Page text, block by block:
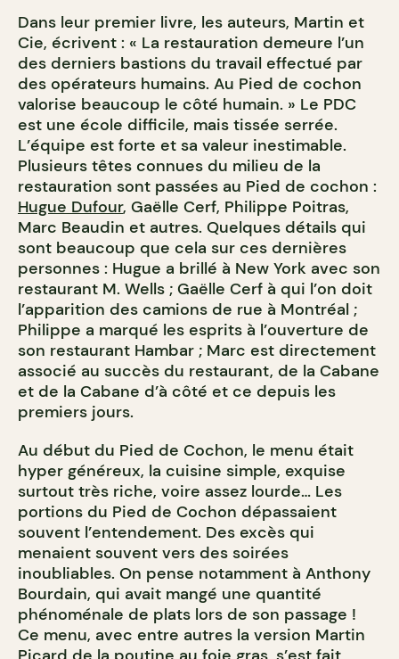
Dans leur premier livre, les auteurs, Martin et
Cie, écrivent : « La restauration demeure l’un
des derniers bastions du travail effectué par
des opérateurs humains. Au Pied de cochon
valorise beaucoup le côté humain. » Le PDC
est une école difficile, mais tissée serrée.
L’équipe est forte et sa valeur inestimable.
Plusieurs têtes connues du milieu de la
restauration sont passées au Pied de cochon :
Hugue Dufour, Gaëlle Cerf, Philippe Poitras,
Marc Beaudin et autres. Quelques détails qui
sont beaucoup que cela sur ces dernières
personnes : Hugue a brillé à New York avec son
restaurant M. Wells ; Gaëlle Cerf à qui l’on doit
l’apparition des camions de rue à Montréal ;
Philippe a marqué les esprits à l’ouverture de
son restaurant Hambar ; Marc est directement
associé au succès du restaurant, de la Cabane
et de la Cabane d’à côté et ce depuis les
premiers jours.
Au début du Pied de Cochon, le menu était
hyper généreux, la cuisine simple, exquise
surtout très riche, voire assez lourde… Les
portions du Pied de Cochon dépassaient
souvent l’entendement. Des excès qui
menaient souvent vers des soirées
inoubliables. On pense notamment à Anthony
Bourdain, qui avait mangé une quantité
phénoménale de plats lors de son passage !
Ce menu, avec entre autres la version Martin